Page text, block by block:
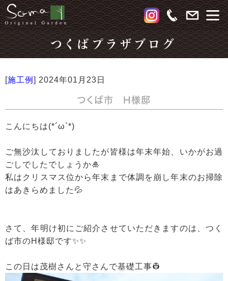
つくばプラザブログ
[施工例 ] 2024年01月23日
つくば市 H様邸
こんにちは(*´ω`*)
ご無沙汰しておりましたが皆様は年末年始、いかがお過
ごしでしたでしょうか🎍
私はクリスマス位から年末まで体調を崩し年末のお掃除
はあきらめました💦
さて、年明け初にご紹介させていただきますのは、つく
ば市のH様邸です✨✨
この日は茂樹さんと守さんで基礎工事👷